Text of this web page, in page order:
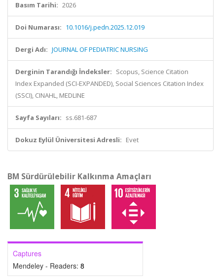
Basım Tarihi: 2026
Doi Numarası: 10.1016/j.pedn.2025.12.019
Dergi Adı: JOURNAL OF PEDIATRIC NURSING
Derginin Tarandığı İndeksler: Scopus, Science Citation
Index Expanded (SCI-EXPANDED), Social Sciences Citation Index
(SSCI), CINAHL, MEDLINE
Sayfa Sayıları: ss.681-687
Dokuz Eylül Üniversitesi Adresli: Evet
BM Sürdürülebilir Kalkınma Amaçları
Captures
Mendeley - Readers: 8